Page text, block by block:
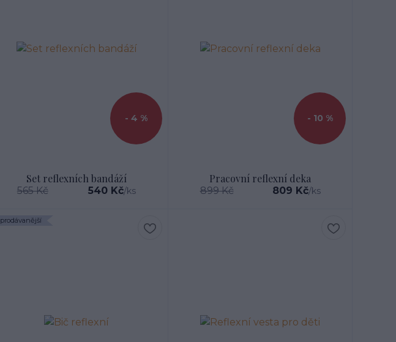
- 4 %
Set reflexních bandáží
565 Kč 540 Kč/ks
- 10 %
Pracovní reflexní deka
899 Kč 809 Kč/ks